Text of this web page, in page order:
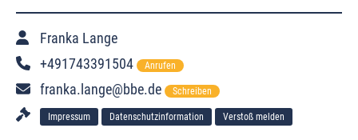
Franka Lange
+491743391504
Anrufen
franka.lange@bbe.de Schreiben
Impressum Datenschutzinformation Verstoß melden